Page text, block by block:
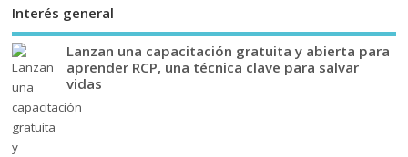
Interés general
Lanzan una capacitación gratuita y abierta para
aprender RCP, una técnica clave para salvar
vidas